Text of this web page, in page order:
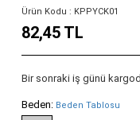
Ürün Kodu : KPPYCK01
82,45 TL
Bir sonraki iş günü
Beden: Beden Tablosu